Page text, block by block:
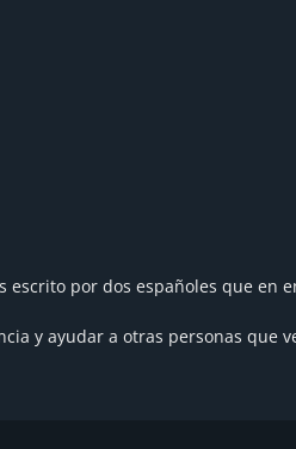
escrito por dos españoles que
y ayudar a otras personas